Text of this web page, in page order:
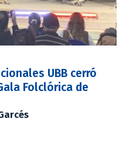
UBB cerró
Folclórica de